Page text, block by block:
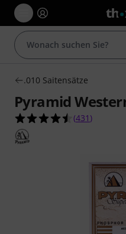
.010 Saitensätze
Pyramid
4.5 von 5
(431 )